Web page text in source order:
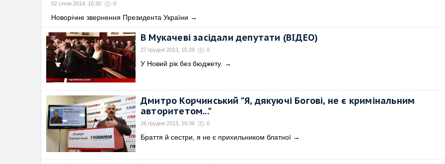
02 січня 2014, 16:30 0
Новорічне звернення Президента України →
В Мукачеві засідали депутати (ВІДЕО)
27 грудня 2013, 15:20 0
У Новий рік без бюджету. →
Дмитро Корчинський "Я, дякуючі Богові, не є кримінальним
авторитетом..."
26 грудня 2013, 10:36 0
Браття й сестри, я не є прихильником блатної →